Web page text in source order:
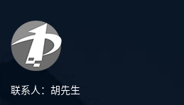
联系人：胡先生